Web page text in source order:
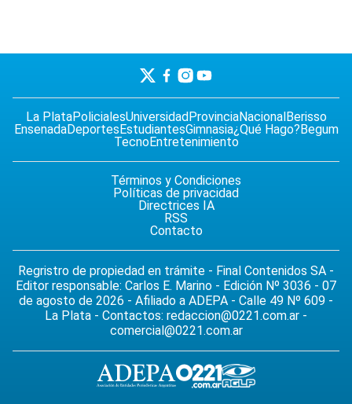
La PlataPolicialesUniversidadProvinciaNacionalBerisso
EnsenadaDeportesEstudiantesGimnasia¿Qué Hago?Begum
TecnoEntretenimiento
Términos y Condiciones
Políticas de privacidad
Directrices IA
RSS
Contacto
Regristro de propiedad en trámite - Final Contenidos SA -
Editor responsable: Carlos E. Marino - Edición Nº 3036 - 07
de agosto de 2026 - Afiliado a ADEPA - Calle 49 Nº 609 -
La Plata - Contactos: redaccion@0221.com.ar -
comercial@0221.com.ar